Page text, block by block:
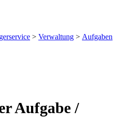
> Verwaltung > Aufgaben
Aufgabe /